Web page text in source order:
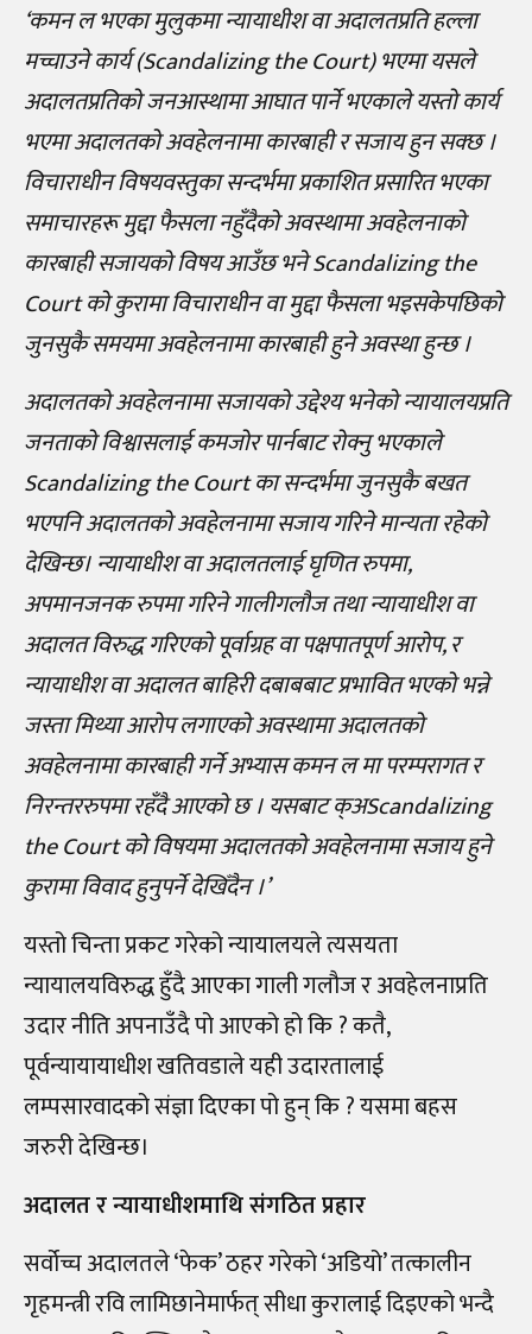
‘कमन ल भएका मुलुकमा न्यायाधीश वा अदालतप्रति हल्ला
मच्चाउने कार्य (Scandalizing the Court) भएमा यसले
अदालतप्रतिको जनआस्थामा आघात पार्ने भएकाले यस्तो कार्य
भएमा अदालतको अवहेलनामा कारबाही र सजाय हुन सक्छ ।
विचाराधीन विषयवस्तुका सन्दर्भमा प्रकाशित प्रसारित भएका
समाचारहरू मुद्दा फैसला नहुँदैको अवस्थामा अवहेलनाको
कारबाही सजायको विषय आउँछ भने Scandalizing the
Court को कुरामा विचाराधीन वा मुद्दा फैसला भइसकेपछिको
जुनसुकै समयमा अवहेलनामा कारबाही हुने अवस्था हुन्छ ।
अदालतको अवहेलनामा सजायको उद्देश्य भनेको न्यायालयप्रति
जनताको विश्वासलाई कमजोर पार्नबाट रोक्नु भएकाले
Scandalizing the Court का सन्दर्भमा जुनसुकै बखत
भएपनि अदालतको अवहेलनामा सजाय गरिने मान्यता रहेको
देखिन्छ। न्यायाधीश वा अदालतलाई घृणित रुपमा,
अपमानजनक रुपमा गरिने गालीगलौज तथा न्यायाधीश वा
अदालत विरुद्ध गरिएको पूर्वाग्रह वा पक्षपातपूर्ण आरोप, र
न्यायाधीश वा अदालत बाहिरी दबाबबाट प्रभावित भएको भन्ने
जस्ता मिथ्या आरोप लगाएको अवस्थामा अदालतको
अवहेलनामा कारबाही गर्ने अभ्यास कमन ल मा परम्परागत र
निरन्तररुपमा रहँदै आएको छ । यसबाट क्अScandalizing
the Court को विषयमा अदालतको अवहेलनामा सजाय हुने
कुरामा विवाद हुनुपर्ने देखिँदैन ।’
यस्तो चिन्ता प्रकट गरेको न्यायालयले त्यसयता
न्यायालयविरुद्ध हुँदै आएका गाली गलौज र अवहेलनाप्रति
उदार नीति अपनाउँदै पो आएको हो कि ? कतै,
पूर्वन्यायायाधीश खतिवडाले यही उदारतालाई
लम्पसारवादको संज्ञा दिएका पो हुन् कि ? यसमा बहस
जरुरी देखिन्छ।
अदालत र न्यायाधीशमाथि संगठित प्रहार
सर्वोच्च अदालतले ‘फेक’ ठहर गरेको ‘अडियो’ तत्कालीन
गृहमन्त्री रवि लामिछानेमार्फत् सीधा कुरालाई दिइएको भन्दै